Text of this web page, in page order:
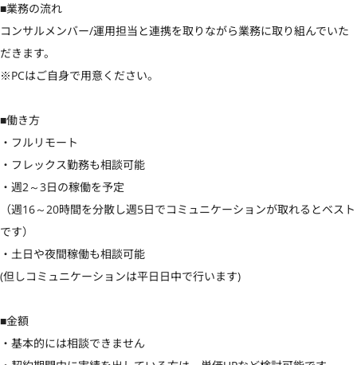
■業務の流れ
コンサルメンバー/運用担当と連携を取りながら業務に取り組んでいた
だきます。
※PCはご自身で用意ください。
■働き方
・フルリモート
・フレックス勤務も相談可能
・週2～3日の稼働を予定
（週16～20時間を分散し週5日でコミュニケーションが取れるとベスト
です）
・土日や夜間稼働も相談可能
(但しコミュニケーションは平日日中で行います)
■金額
・基本的には相談できません